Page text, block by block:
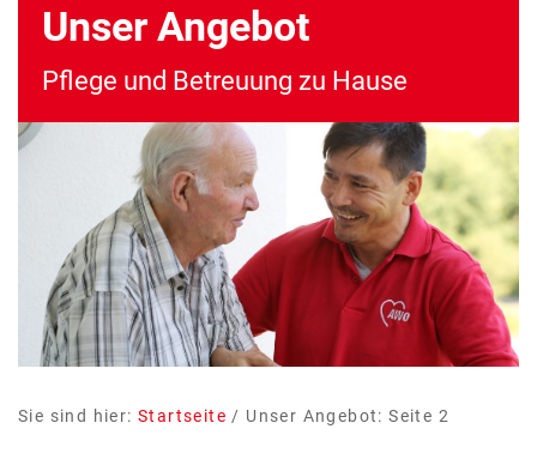
Unser Angebot
Pflege und Betreuung zu Hause
Sie sind hier:Startseite / Unser Angebot: Seite 2